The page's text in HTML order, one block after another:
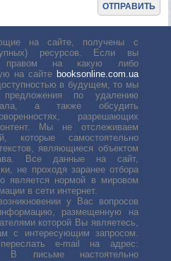
на сайте, получены с
ресурсов. Если вы
правом на какую либо
на сайте booksonline.com.ua
в будущем, то мы
предложения по удалению
а также обсудить
разрешающих
Мы не отслеживаем
которые самостоятельно
являющиеся объектом
Все данные на сайт,
не проходя заранее отбора
является нормой в мировом
в сети интернет.
у Вас вопросов
размещенную на
которой Вы являетесь,
с интересующим запросом.
е-mail на адрес:
письме настоятельно